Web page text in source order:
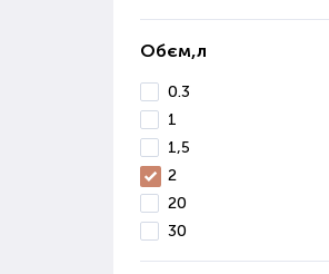
Обєм,л
0.3
1
1,5
2
20
30